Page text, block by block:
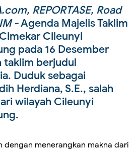
REPORTASE, Road
-Agenda Majelis Taklim
Cileunyi
pada 16 Desember
taklim berjudul
Duduk sebagai
Herdiana, S.E., salah
wilayah Cileunyi
dengan menerangkan makna dari